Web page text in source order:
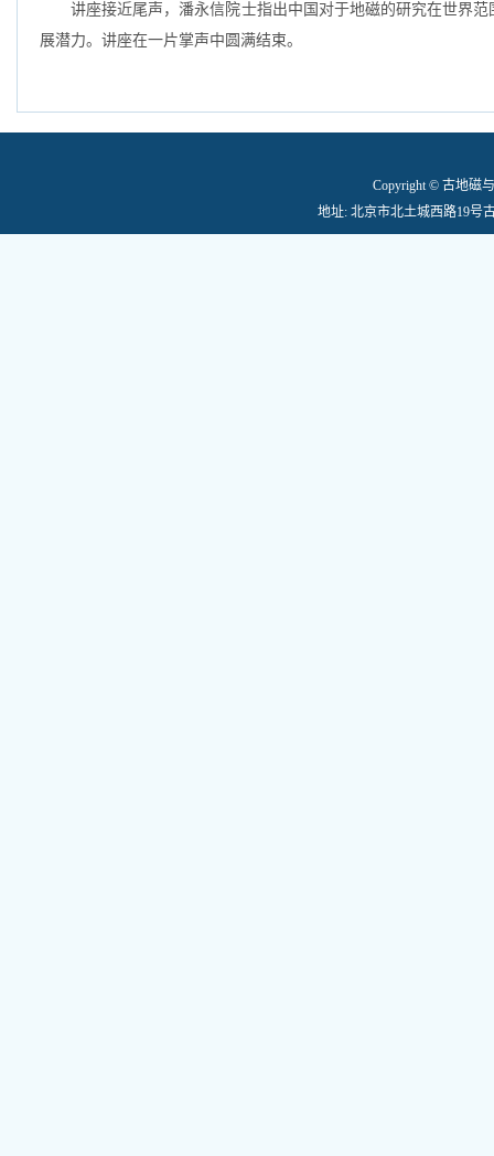
讲座接近尾声，潘永信院士指出中国对于地磁的研究在世界范
展潜力。讲座在一片掌声中圆满结束。
Copyright © 古地磁
地址: 北京市北土城西路19号